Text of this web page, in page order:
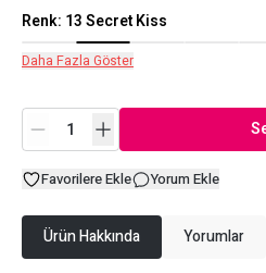
Renk: 13 Secret Kiss
Daha Fazla Göster
Favorilere Ekle Yorum Ekle
Ürün Hakkında Yorumlar